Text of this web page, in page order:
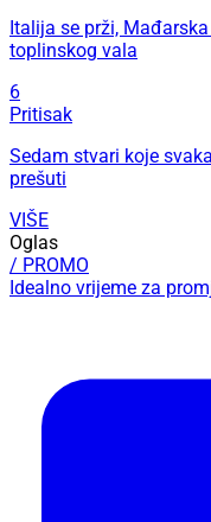
Italija se prži,
toplinskog vala
6
Pritisak
Sedam stvari koje
prešuti
VIŠE
Oglas
/ PROMO
Idealno vrijeme za